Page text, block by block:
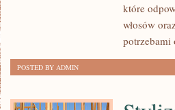
które
włosów
potrzebami
POSTED BY ADMIN